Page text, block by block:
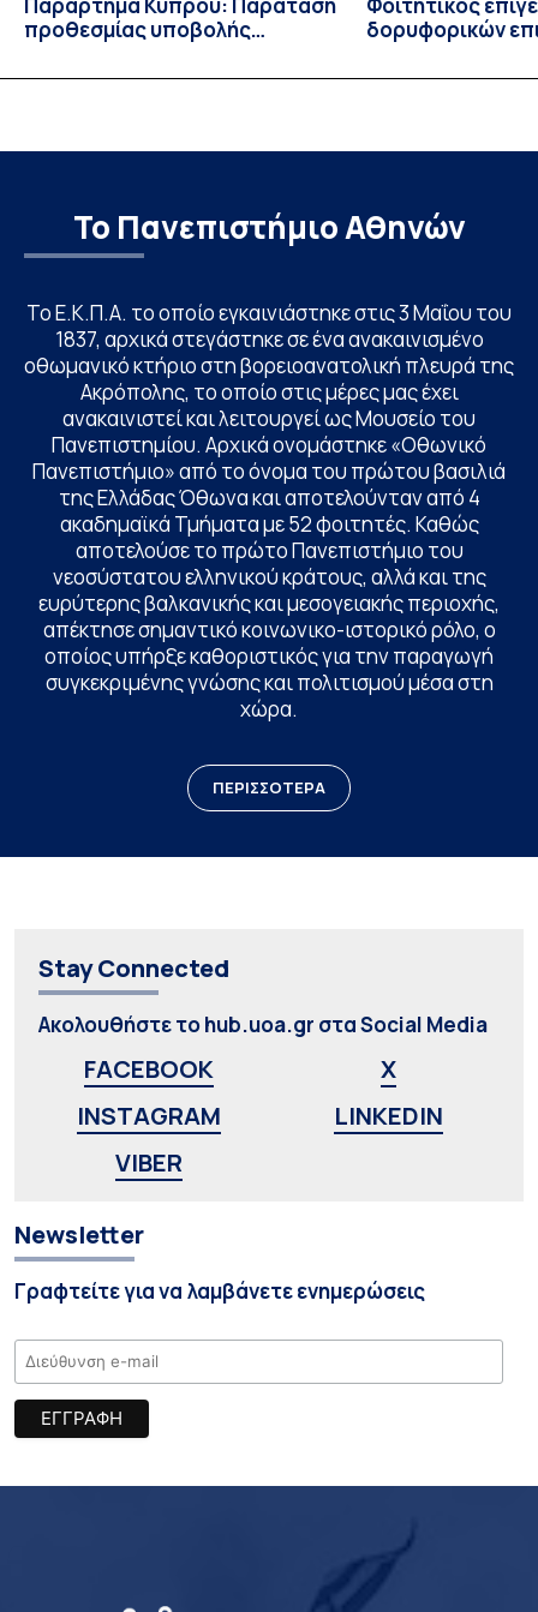
προθεσμίας υποβολής
υποψηφίων
δορυφορικών
Το Πανεπιστήμιο Αθηνών
Το Ε.Κ.Π.Α. το οποίο εγκαινιάστηκε στις 3 Μαΐου του
1837, αρχικά στεγάστηκε σε ένα ανακαινισμένο
οθωμανικό κτήριο στη βορειοανατολική πλευρά της
Ακρόπολης, το οποίο στις μέρες μας έχει
ανακαινιστεί και λειτουργεί ως Μουσείο του
Πανεπιστημίου. Αρχικά ονομάστηκε «Οθωνικό
Πανεπιστήμιο» από το όνομα του πρώτου βασιλιά
της Ελλάδας Όθωνα και αποτελούνταν από 4
ακαδημαϊκά Τμήματα με 52 φοιτητές. Καθώς
αποτελούσε το πρώτο Πανεπιστήμιο του
νεοσύστατου ελληνικού κράτους, αλλά και της
ευρύτερης βαλκανικής και μεσογειακής περιοχής,
απέκτησε σημαντικό κοινωνικο-ιστορικό ρόλο, ο
οποίος υπήρξε καθοριστικός για την παραγωγή
συγκεκριμένης γνώσης και πολιτισμού μέσα στη
χώρα.
ΠΕΡΙΣΣΟΤΕΡΑ
Stay Connected
Ακολουθήστε το hub.uoa.gr στα Social Media
FACEBOOK
X
INSTAGRAM
LINKEDIN
VIBER
Newsletter
Γραφτείτε για να λαμβάνετε ενημερώσεις